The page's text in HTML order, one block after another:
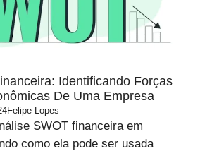
Identificando Forças
De Uma Empresa
Felipe Lopes
SWOT financeira em
como ela pode ser usada